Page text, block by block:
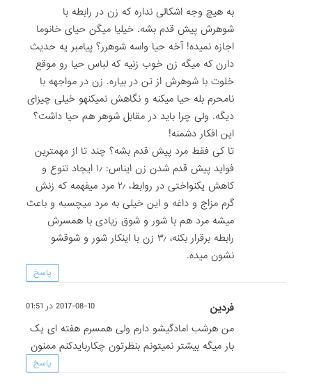
به هیچ وجه اشکالی نداره که زن در رابطه با
شوهرش پیش قدم بشه. خیلیا میگن حیای خانوما
اجازه نمیده! آخه حیا واسه شوهرر؟ پیامبر یه حدیث
دارن که میگه زن خوب زنیه که لباس حیا رو موقع
خلوت با شوهرش از تن در بیاره. زن در مواجهه با
نامحرم بله حیا میکنه و نگاهش نمیکنهو خیلی چیزای
دیگه. ولی چرا باید در مقابل شوهر هم حیا داشت؟
این افکار دشمنه!
تا کی فقط مرد پیش قدم بشه؟ چند تا از مهمترین
فواید پیش قدم شدن زن ایناس: ۱٫ ایجاد تنوع و
کاهش یکنواختی در روابط، ۲٫ مرد میفهمه که زنش
گرم مزاج و داغه و این خیلی به مرد میچسبه و باعث
میشه مرد هم با شور و شوق زیادی با همسرش
رابطه برقرار بکنه، ۳٫ زن با اینکار شور و شوقشو
نشون میده.
پاسخ
فردین 2017-08-10 در 01:51
من هرشب امادگیشو دارم ولی همسرم هفته ای یک
بار میگه بیشتر نمیتونم بنظرتون چکاربایدکنم ممنون
پاسخ